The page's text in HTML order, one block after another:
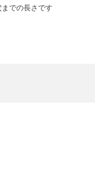
での長さです